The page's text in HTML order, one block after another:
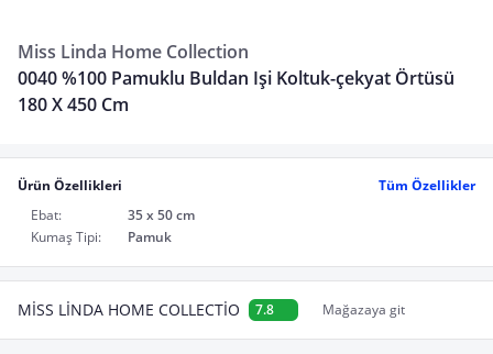
Miss Linda Home Collection
0040 %100 Pamuklu Buldan Işi Koltuk-çekyat Örtüsü
180 X 450 Cm
Ürün Özellikleri
Tüm Özellikler
Ebat:
35 x 50 cm
Kumaş Tipi:
Pamuk
MİSS LİNDA HOME COLLECTİO 7.8 Mağazaya git